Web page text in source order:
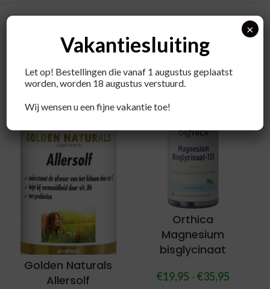
Recent bekeken producten
Golden Naturals
Allersolf
Orthica
Magnesium
bisglycinaat
€19,95 - €35,95
Vakantiesluiting
Let op! Bestellingen die vanaf 1 augustus geplaatst
worden, worden 18 augustus verstuurd.
Wij wensen u een fijne vakantie toe!
×